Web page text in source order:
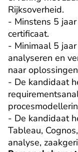
Rijksoverheid.
- Minstens 5
certificaat.
- Minimaal 5
analyseren en
naar
- De kandidaat
- De kandidaat
Tableau,
analyse,